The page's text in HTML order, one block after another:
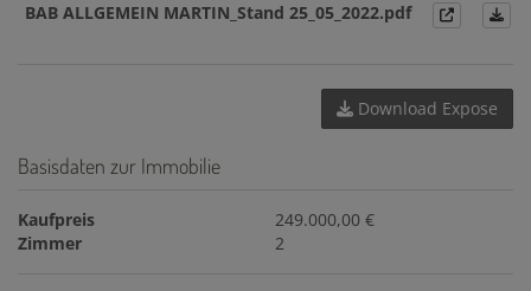
BAB ALLGEMEIN MARTIN_Stand 25_05_2022.pdf
Download Expose
Basisdaten zur Immobilie
Kaufpreis
249.000,00 €
Zimmer
2